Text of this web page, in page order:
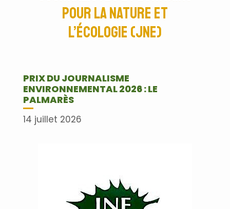
pour la nature et
l’écologie (JNE)
PRIX DU JOURNALISME
ENVIRONNEMENTAL 2026 : LE
PALMARÈS
14 juillet 2026